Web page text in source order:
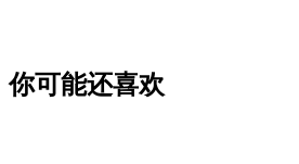
你可能还喜欢